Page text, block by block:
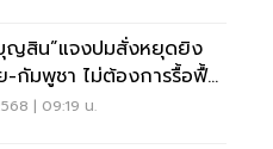
ญสิน”แจงปมสั่งหยุดยิง
ย-กัมพูชา ไม่ต้องการรื้อฟื้น
| 09:19 น.